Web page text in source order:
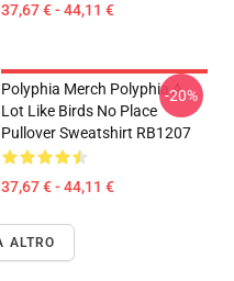
37,67 € - 44,11 €
Polyphia Merch Polyphia A
Lot Like Birds No Place
Pullover Sweatshirt RB1207
37,67 € - 44,11 €
-20%
ALTRO